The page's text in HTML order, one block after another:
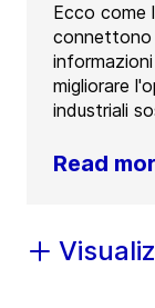
Ecco come
connettono
migliorare
industriali
Read